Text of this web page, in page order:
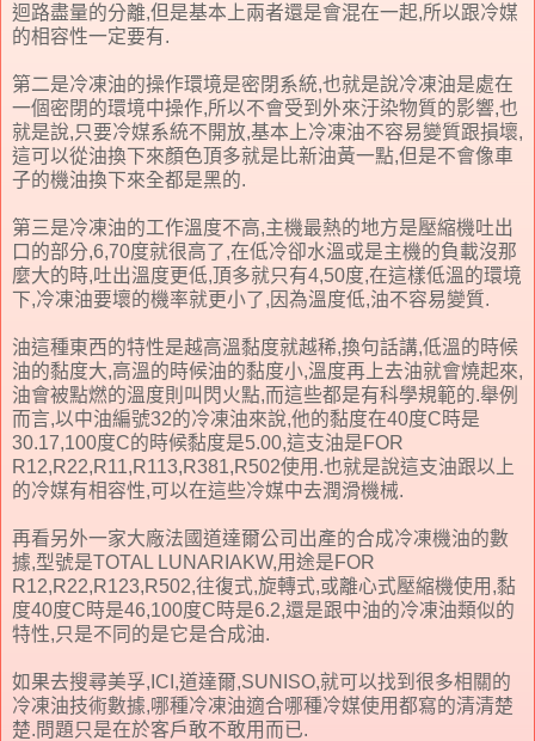
迴路盡量的分離,但是基本上兩者還是會混在一起,所以跟冷媒
的相容性一定要有.
第二是冷凍油的操作環境是密閉系統,也就是說冷凍油是處在
一個密閉的環境中操作,所以不會受到外來汙染物質的影響,也
就是說,只要冷媒系統不開放,基本上冷凍油不容易變質跟損壞,
這可以從油換下來顏色頂多就是比新油黃一點,但是不會像車
子的機油換下來全都是黑的.
第三是冷凍油的工作溫度不高,主機最熱的地方是壓縮機吐出
口的部分,6,70度就很高了,在低冷卻水溫或是主機的負載沒那
麼大的時,吐出溫度更低,頂多就只有4,50度,在這樣低溫的環境
下,冷凍油要壞的機率就更小了,因為溫度低,油不容易變質.
油這種東西的特性是越高溫黏度就越稀,換句話講,低溫的時候
油的黏度大,高溫的時候油的黏度小,溫度再上去油就會燒起來,
油會被點燃的溫度則叫閃火點,而這些都是有科學規範的.舉例
而言,以中油編號32的冷凍油來說,他的黏度在40度C時是
30.17,100度C的時候黏度是5.00,這支油是FOR
R12,R22,R11,R113,R381,R502使用.也就是說這支油跟以上
的冷媒有相容性,可以在這些冷媒中去潤滑機械.
再看另外一家大廠法國道達爾公司出產的合成冷凍機油的數
據,型號是TOTAL LUNARIAKW,用途是FOR
R12,R22,R123,R502,往復式,旋轉式,或離心式壓縮機使用,黏
度40度C時是46,100度C時是6.2,還是跟中油的冷凍油類似的
特性,只是不同的是它是合成油.
如果去搜尋美孚,ICI,道達爾,SUNISO,就可以找到很多相關的
冷凍油技術數據,哪種冷凍油適合哪種冷媒使用都寫的清清楚
楚.問題只是在於客戶敢不敢用而已.